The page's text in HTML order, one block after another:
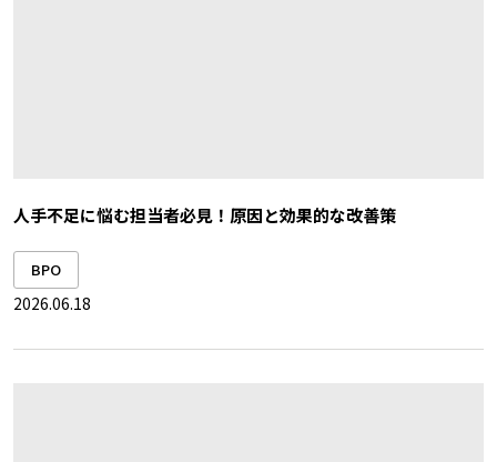
人手不足に悩む担当者必見！原因と効果的な改善策
BPO
2026.06.18